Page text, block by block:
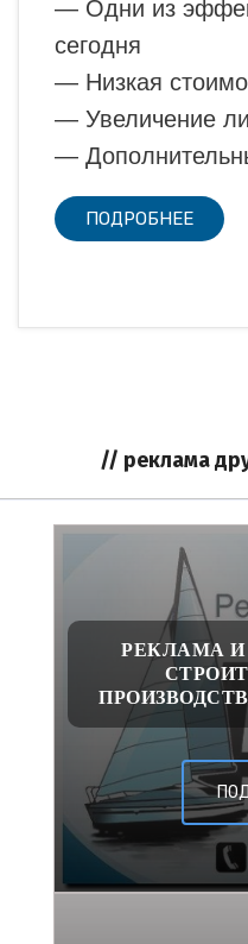
— Одни из
сегодня
— Низкая
— Увеличение
—
ПОДРОБНЕЕ
// реклама
РЕКЛАМА